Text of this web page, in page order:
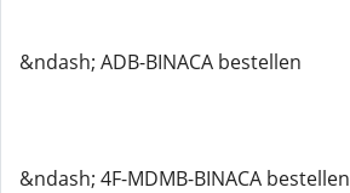
&ndash; ADB-BINACA bestellen
&ndash; 4F-MDMB-BINACA bestellen